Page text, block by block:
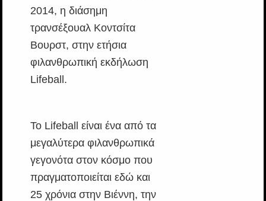
2014, η διάσημη
τρανσέξουαλ Κοντσίτα
Βουρστ, στην ετήσια
φιλανθρωπική εκδήλωση
Lifeball.
Το Lifeball είναι ένα από τα
μεγαλύτερα φιλανθρωπικά
γεγονότα στον κόσμο που
πραγματοποιείται εδώ και
25 χρόνια στην Βιέννη, την